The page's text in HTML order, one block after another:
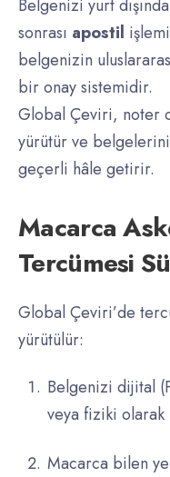
Belgenizi yurt
sonrası apostil
belgenizin
bir onay sistemidir.
Global Çeviri, noter
yürütür ve
geçerli hâle getirir.
Macarca
Tercümesi
Global Çeviri’de
yürütülür:
Belgenizi dijital
veya fiziki
Macarca bilen